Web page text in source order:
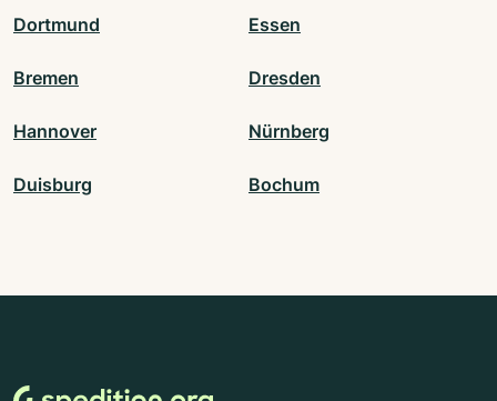
Dortmund Essen
Bremen Dresden
Hannover Nürnberg
Duisburg Bochum